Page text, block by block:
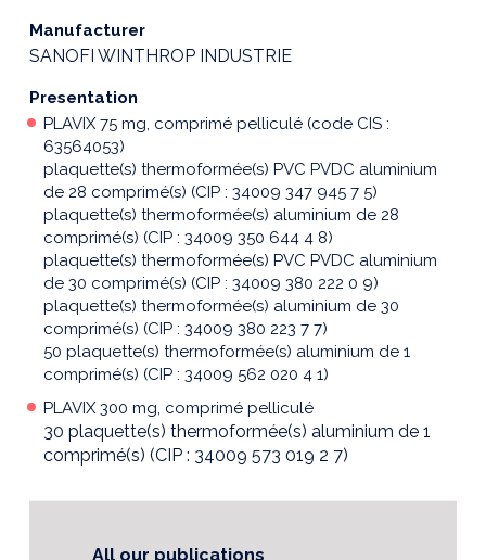
Manufacturer
SANOFI WINTHROP INDUSTRIE
Presentation
PLAVIX 75 mg, comprimé pelliculé (code CIS :
63564053)
plaquette(s) thermoformée(s) PVC PVDC aluminium
de 28 comprimé(s) (CIP : 34009 347 945 7 5)
plaquette(s) thermoformée(s) aluminium de 28
comprimé(s) (CIP : 34009 350 644 4 8)
plaquette(s) thermoformée(s) PVC PVDC aluminium
de 30 comprimé(s) (CIP : 34009 380 222 0 9)
plaquette(s) thermoformée(s) aluminium de 30
comprimé(s) (CIP : 34009 380 223 7 7)
50 plaquette(s) thermoformée(s) aluminium de 1
comprimé(s) (CIP : 34009 562 020 4 1)
PLAVIX 300 mg, comprimé pelliculé
30 plaquette(s) thermoformée(s) aluminium de 1
comprimé(s) (CIP : 34009 573 019 2 7)
All our publications